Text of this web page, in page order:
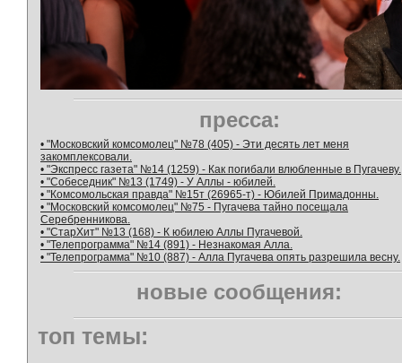
пресса:
• "Московский комсомолец" №78 (405) - Эти десять лет меня
закомплексовали.
• "Экспресс газета" №14 (1259) - Как погибали влюбленные в Пугачеву.
• "Собеседник" №13 (1749) - У Аллы - юбилей.
• "Комсомольская правда" №15т (26965-т) - Юбилей Примадонны.
• "Московский комсомолец" №75 - Пугачева тайно посещала
Серебренникова.
• "СтарХит" №13 (168) - К юбилею Аллы Пугачевой.
• "Телепрограмма" №14 (891) - Незнакомая Алла.
• "Телепрограмма" №10 (887) - Алла Пугачева опять разрешила весну.
новые сообщения:
топ темы: